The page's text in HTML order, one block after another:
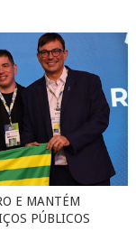
E MANTÉM
PÚBLICOS